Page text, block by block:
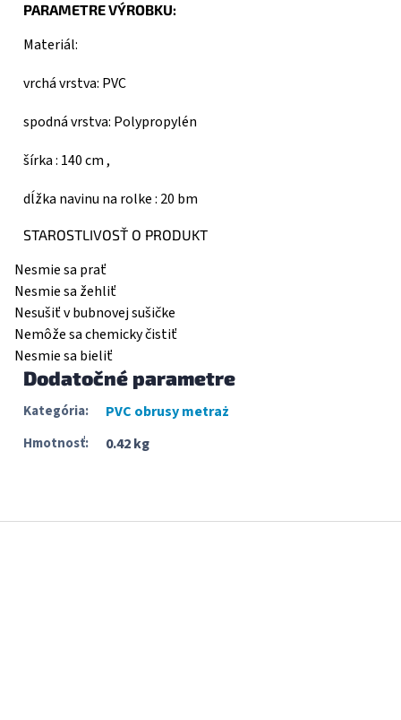
PARAMETRE VÝROBKU:
Materiál:
vrchá vrstva: PVC
spodná vrstva: Polypropylén
šírka : 140 cm ,
dĺžka navinu na rolke : 20 bm
STAROSTLIVOSŤ O PRODUKT
Nesmie sa prať
Nesmie sa žehliť
Nesušiť v bubnovej sušičke
Nemôže sa chemicky čistiť
Nesmie sa bieliť
Dodatočné parametre
Kategória: PVC obrusy metraż
Hmotnosť: 0.42 kg